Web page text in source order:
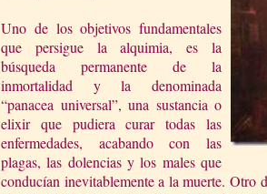
Uno de los objetivos fundamentales
que persigue la alquimia, es la
búsqueda permanente de la
inmortalidad y la denominada
“panacea universal”, una sustancia o
elixir que pudiera curar todas las
enfermedades, acabando con las
plagas, las dolencias y los males que
conducían inevitablemente a la muerte. Otro